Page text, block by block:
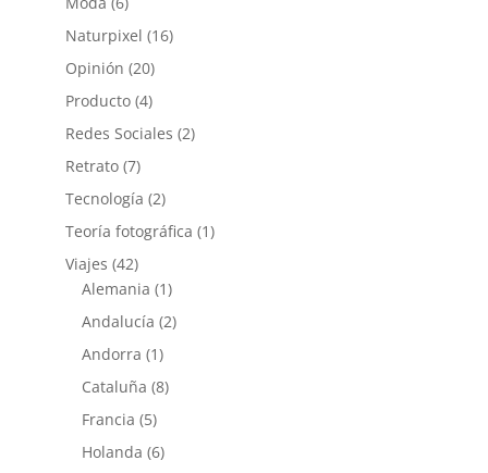
Naturpixel (16)
Opinión (20)
Producto(4)
Redes Sociales (2)
Retrato(7)
Tecnología (2)
Teoría fotográfica (1)
Viajes (42)
Alemania (1)
Andalucía (2)
Andorra (1)
Cataluña (8)
Francia (5)
Holanda (6)